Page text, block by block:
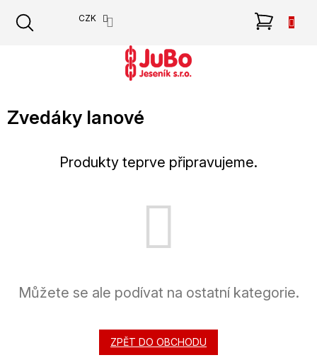
obsah
CZK
Zvedáky lanové
Produkty teprve připravujeme.
Můžete se ale podívat na ostatní kategorie.
ZPĚT DO OBCHODU